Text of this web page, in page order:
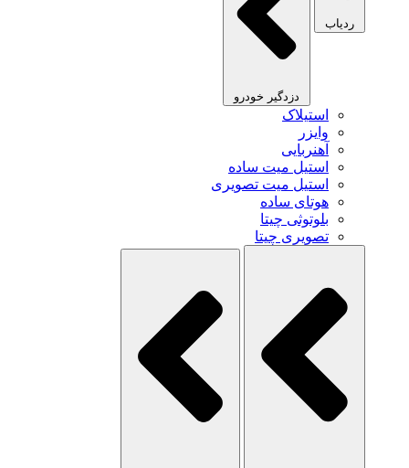
ردیاب
دزدگیر خودرو
استیلاک
وایزر
آهنربایی
استیل میت ساده
استیل میت تصویری
هوتای ساده
بلوتوثی چیتا
تصویری چیتا